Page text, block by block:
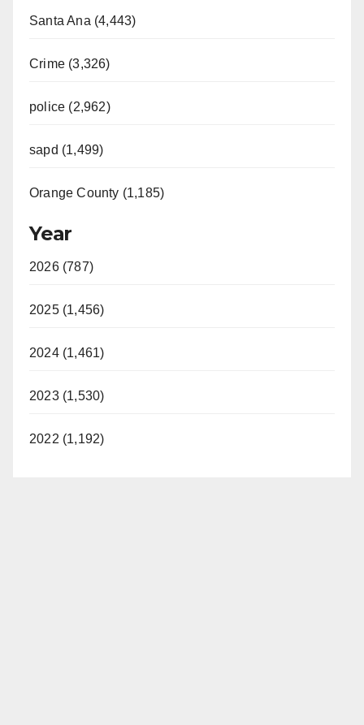
Santa Ana (4,443)
Crime (3,326)
police (2,962)
sapd (1,499)
Orange County (1,185)
Year
2026 (787)
2025 (1,456)
2024 (1,461)
2023 (1,530)
2022 (1,192)